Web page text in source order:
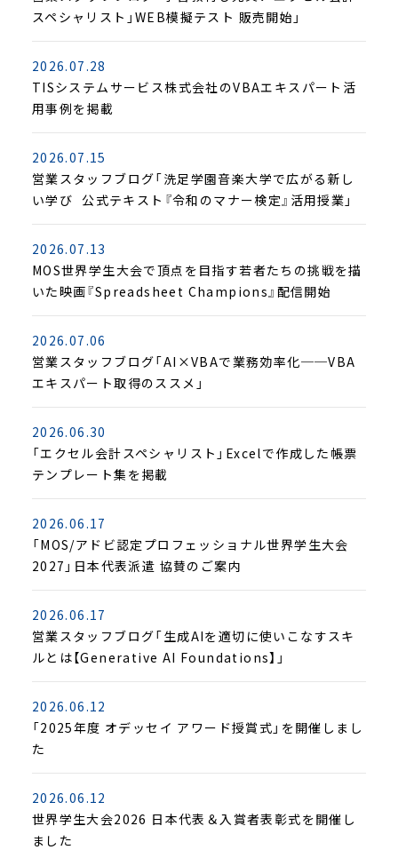
スペシャリスト」WEB模擬テスト 販売開始」
2026.07.28
TISシステムサービス株式会社のVBAエキスパート活
用事例を掲載
2026.07.15
営業スタッフブログ「洗足学園音楽大学で広がる新し
い学び ―― 公式テキスト『令和のマナー検定』活用授業」
2026.07.13
MOS世界学生大会で頂点を目指す若者たちの挑戦を描
いた映画『Spreadsheet Champions』配信開始
2026.07.06
営業スタッフブログ「AI×VBAで業務効率化──VBA
エキスパート取得のススメ」
2026.06.30
「エクセル会計スペシャリスト」Excelで作成した帳票
テンプレート集を掲載
2026.06.17
「MOS/アドビ認定プロフェッショナル世界学生大会
2027」日本代表派遣 協賛のご案内
2026.06.17
営業スタッフブログ「生成AIを適切に使いこなすスキ
ルとは【Generative AI Foundations】」
2026.06.12
「2025年度 オデッセイ アワード授賞式」を開催しまし
た
2026.06.12
世界学生大会2026 日本代表＆入賞者表彰式を開催し
ました